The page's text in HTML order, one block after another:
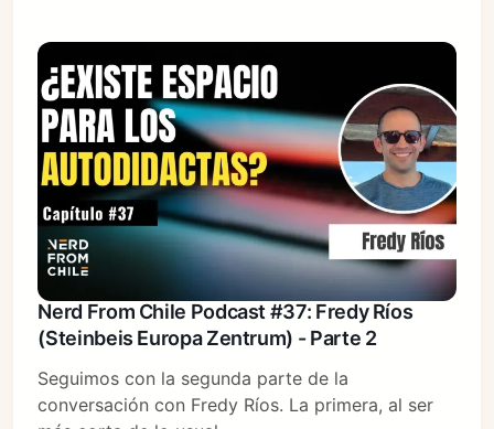
Nerd From Chile Podcast #37: Fredy Ríos
(Steinbeis Europa Zentrum) - Parte 2
Seguimos con la segunda parte de la
conversación con Fredy Ríos. La primera, al ser